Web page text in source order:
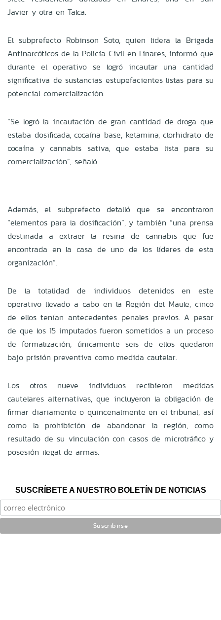
Javier y otra en Talca.
El subprefecto Robinson Soto, quien lidera la Brigada
Antinarcóticos de la Policía Civil en Linares, informó que
durante el operativo se logró incautar una cantidad
significativa de sustancias estupefacientes listas para su
potencial comercialización.
“Se logró la incautación de gran cantidad de droga que
estaba dosificada, cocaína base, ketamina, clorhidrato de
cocaína y cannabis sativa, que estaba lista para su
comercialización”, señaló.
Además, el subprefecto detalló que se encontraron
“elementos para la dosificación”, y también “una prensa
destinada a extraer la resina de cannabis que fue
encontrada en la casa de uno de los líderes de esta
organización”.
De la totalidad de individuos detenidos en este
operativo llevado a cabo en la Región del Maule, cinco
de ellos tenían antecedentes penales previos. A pesar
de que los 15 imputados fueron sometidos a un proceso
de formalización, únicamente seis de ellos quedaron
bajo prisión preventiva como medida cautelar.
Los otros nueve individuos recibieron medidas
cautelares alternativas, que incluyeron la obligación de
firmar diariamente o quincenalmente en el tribunal, así
como la prohibición de abandonar la región, como
resultado de su vinculación con casos de microtráfico y
posesión ilegal de armas.
SUSCRÍBETE A NUESTRO BOLETÍN DE NOTICIAS